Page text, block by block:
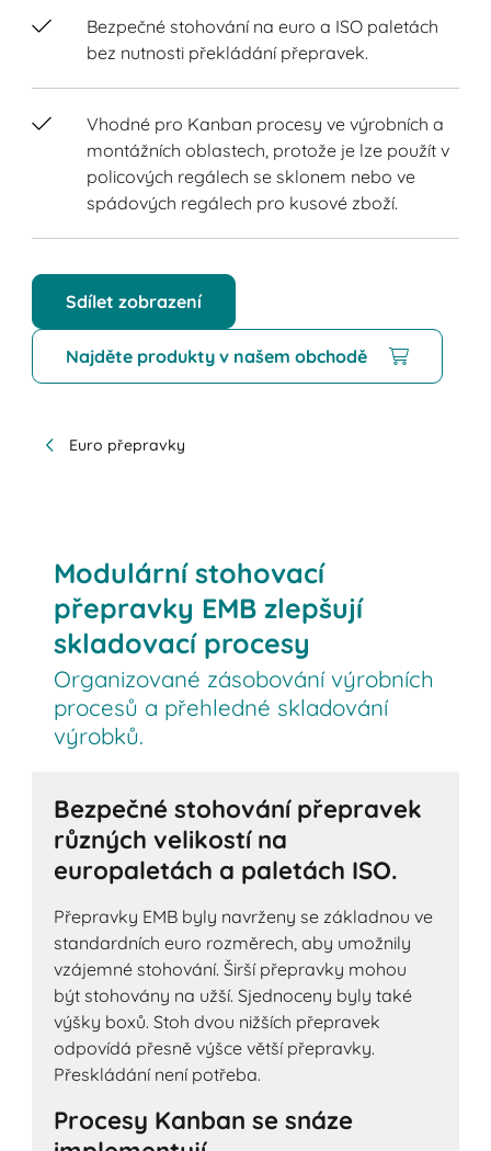
Bezpečné stohování na euro a ISO paletách
bez nutnosti překládání přepravek.
Vhodné pro Kanban procesy ve výrobních a
montážních oblastech, protože je lze použít v
policových regálech se sklonem nebo ve
spádových regálech pro kusové zboží.
Sdílet zobrazení
Najděte produkty v našem obchodě
Euro přepravky
Modulární stohovací
přepravky EMB zlepšují
skladovací procesy
Organizované zásobování výrobních
procesů a přehledné skladování
výrobků.
Bezpečné stohování přepravek
různých velikostí na
europaletách a paletách ISO.
Přepravky EMB byly navrženy se základnou ve
standardních euro rozměrech, aby umožnily
vzájemné stohování. Širší přepravky mohou
být stohovány na užší. Sjednoceny byly také
výšky boxů. Stoh dvou nižších přepravek
odpovídá přesně výšce větší přepravky.
Přeskládání není potřeba.
Procesy Kanban se snáze